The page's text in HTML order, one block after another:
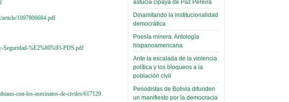
1097806684.pdf
Seguridad-%E2%80%93-PDS.pdf
con-los-asesinatos-de-civiles/617129
MAS
(Miscelánea
palaciega 6)
El Infamatorio
Domingo, 12 Mayo 2019
Read more...
astucia cipaya de Paz Pereira
Dinamitando la institucionalidad
democrática
Poesía minera. Antología
hispanoamericana
Ante la escalada de la violencia
política y los bloqueos a la
población civil
Periodistas de Bolivia difunden
un manifiesto por la democracia